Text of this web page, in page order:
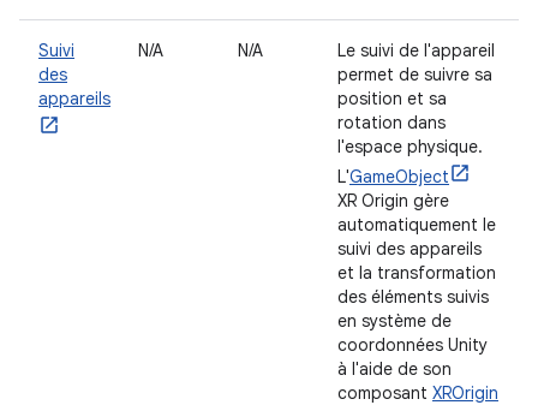
Suivi
des
appareils
N/A N/A
Le suivi de l'appareil
permet de suivre sa
position et sa
rotation dans
l'espace physique.
L'GameObject
XR Origin gère
automatiquement le
suivi des appareils
et la transformation
des éléments suivis
en système de
coordonnées Unity
à l'aide de son
composant XROrigin